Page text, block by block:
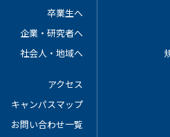
卒業生へ
企業・研究者へ
社会人・地域へ
アクセス
キャンパスマップ
お問い合わせ一覧